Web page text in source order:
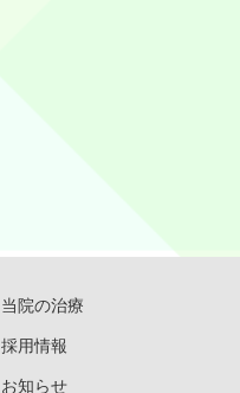
当院の治療
採用情報
お知らせ